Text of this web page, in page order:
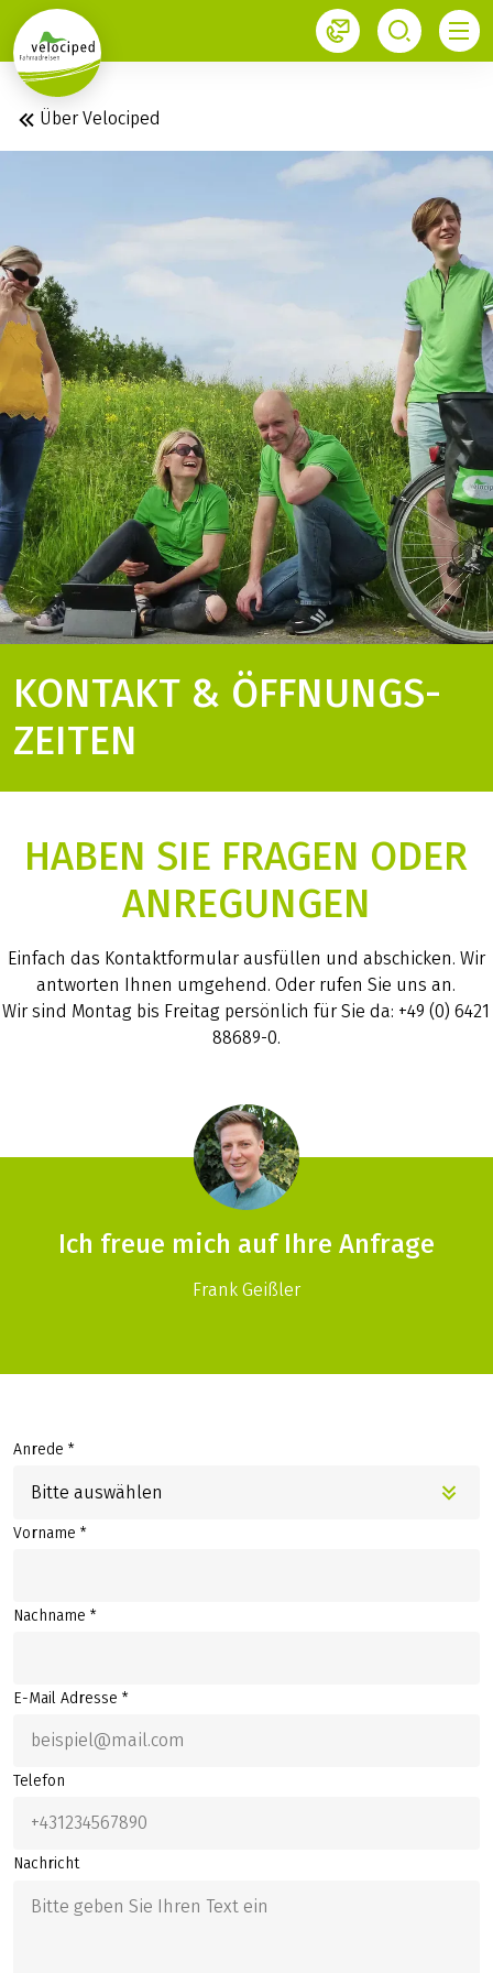
1
Über Velociped
KONTAKT & ÖFFNUNGS­
ZEITEN
HABEN SIE FRAGEN ODER
ANREGUNGEN
Einfach das Kontaktformular ausfüllen und abschicken. Wir
antworten Ihnen umgehend. Oder rufen Sie uns an.
Wir sind Montag bis Freitag persönlich für Sie da: +49 (0) 6421
88689-0.
Ich freue mich auf Ihre Anfrage
Frank Geißler
Anrede *
Bitte auswählen
Vorname *
Nachname *
E-Mail Adresse *
Telefon
Nachricht